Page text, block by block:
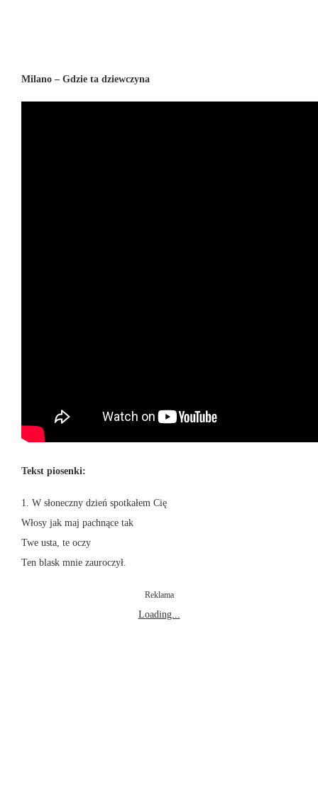
Milano – Gdzie ta dziewczyna
Tekst piosenki:
1. W słoneczny dzień spotkałem Cię
Włosy jak maj pachnące tak
Twe usta, te oczy
Ten blask mnie zauroczył.
Reklama
Loading...